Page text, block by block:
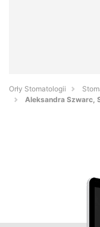
Orły Stomatologii
Aleksandra Szwarc,